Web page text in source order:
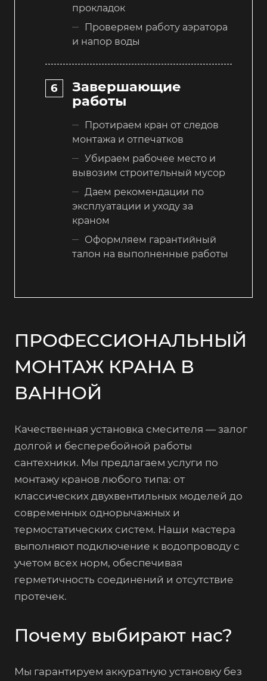
прокладок
Проверяем работу аэратора
и напор воды
Завершающие
работы
Протираем кран от следов
монтажа и отпечатков
Убираем рабочее место и
вывозим строительный мусор
Даем рекомендации по
эксплуатации и уходу за
краном
Оформляем гарантийный
талон на выполненные работы
ПРОФЕССИОНАЛЬНЫЙ
МОНТАЖ КРАНА В
ВАННОЙ
Качественная установка смесителя — залог
долгой и бесперебойной работы
сантехники. Мы предлагаем услуги по
монтажу кранов любого типа: от
классических двухвентильных моделей до
современных однорычажных и
термостатических систем. Наши мастера
выполняют подключение к водопроводу с
учетом всех норм, обеспечивая
герметичность соединений и отсутствие
протечек.
Почему выбирают нас?
Мы гарантируем аккуратную установку без